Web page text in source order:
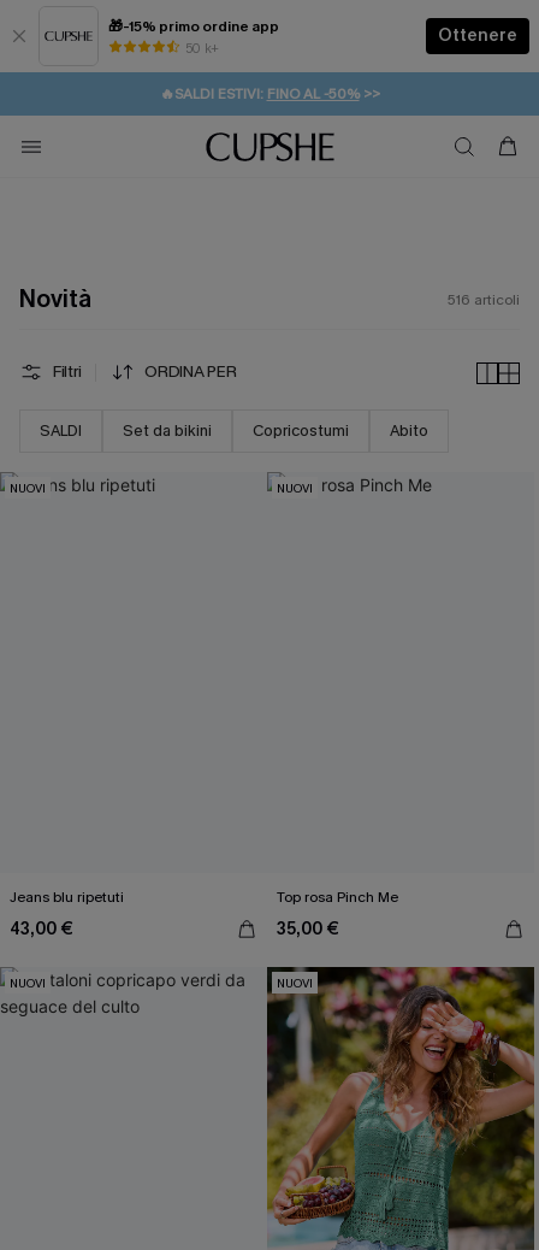
🎁-15% primo ordine app
50 k+
Ottenere
⚡️-15% SUGLI ESSENZIALI DA VACANZA | ACQUISTA
🔥SALDI ESTIVI: FINO AL -50%>>
🚚SPEDIZIONE GRATUITA DA 49€
💌REGALO PER I NUOVI: 20% DI SCONTO*
Novità 516 articoli
Filtri ORDINA PER
SALDI Set da bikini Copricostumi Abito
NUOVI
Jeans blu ripetuti
43,00 €
NUOVI
Top rosa Pinch Me
35,00 €
NUOVI NUOVI